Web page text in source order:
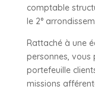
comptable
le 2°
Rattaché à une
personnes, vous
portefeuille
missions